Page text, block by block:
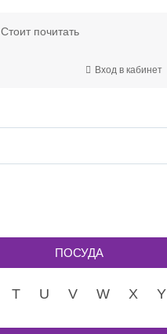
Стоит почитать
Вход в кабинет
ПОСУДА
T U V W X Y